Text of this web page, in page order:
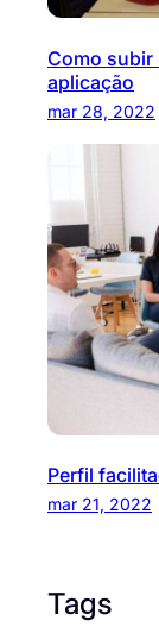
Como subir
aplicação
mar 28, 2022
Perfil
mar 21, 2022
Tags